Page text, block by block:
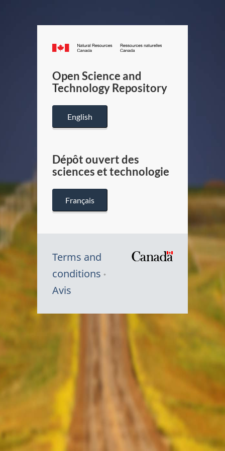
Canada.ca
/
Canada
Open Science and
Technology Repository
English
Dépôt ouvert des
sciences et technologie
Français
Terms and
conditions
Avis
Symbole
Canada